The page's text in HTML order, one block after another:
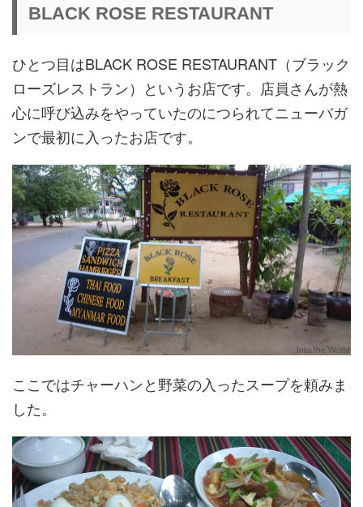
BLACK ROSE RESTAURANT
ひとつ目はBLACK ROSE RESTAURANT（ブラック
ローズレストラン）というお店です。店員さんが熱
心に呼び込みをやっていたのにつられてニューバガ
ンで最初に入ったお店です。
ここではチャーハンと野菜の入ったスープを頼みま
した。